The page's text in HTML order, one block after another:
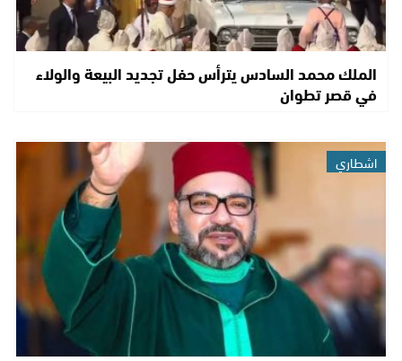
الملك محمد السادس يترأس حفل تجديد البيعة والولاء
في قصر تطوان
اشطاري